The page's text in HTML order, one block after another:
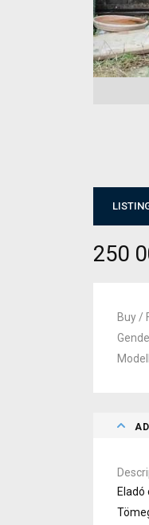
250
Buy /
Modell